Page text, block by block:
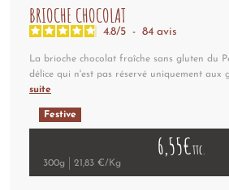
BRIOCHE CHOCOLAT
4.8/5 - 84 avis
La brioche chocolat fraîche sans gluten du
délice qui n'est pas réservé uniquement aux
suite
Festive
6,55€ttc.
300g 21,83 €/Kg